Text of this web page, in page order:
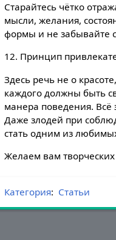
Старайтесь чётко
мысли, желания,
формы и не забывайте
12. Принцип
Здесь речь не о
каждого должны быть
манера поведения. Всё
Даже злодей при
стать одним из
Желаем вам творческих
Категория: Статьи